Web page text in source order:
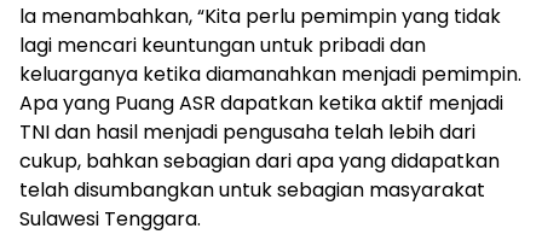
la menambahkan, “Kita perlu pemimpin yang tidak
lagi mencari keuntungan untuk pribadi dan
keluarganya ketika diamanahkan menjadi pemimpin.
Apa yang Puang ASR dapatkan ketika aktif menjadi
TNI dan hasil menjadi pengusaha telah lebih dari
cukup, bahkan sebagian dari apa yang didapatkan
telah disumbangkan untuk sebagian masyarakat
Sulawesi Tenggara.